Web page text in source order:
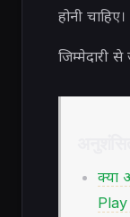
होनी चाहिए।
जिम्मेदारी
क्या